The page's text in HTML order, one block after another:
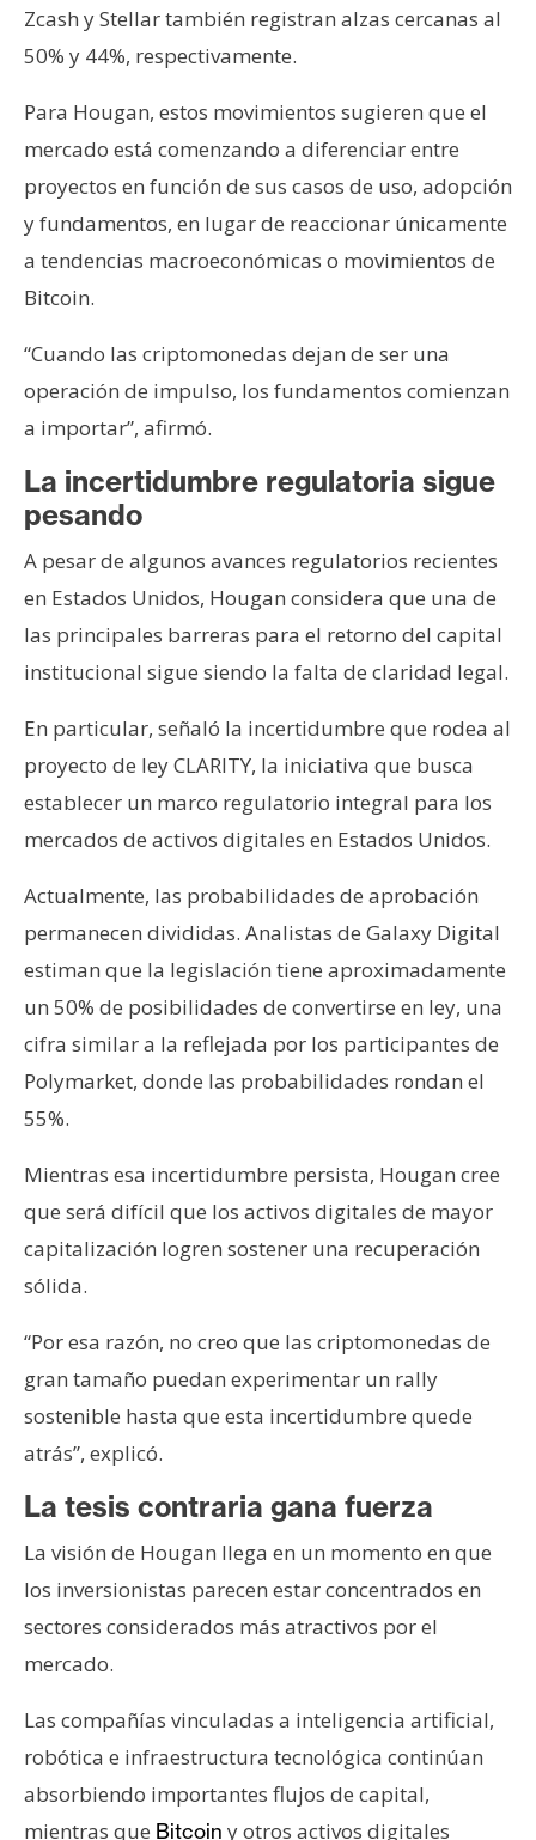
Zcash y Stellar también registran alzas cercanas al
50% y 44%, respectivamente.
Para Hougan, estos movimientos sugieren que el
mercado está comenzando a diferenciar entre
proyectos en función de sus casos de uso, adopción
y fundamentos, en lugar de reaccionar únicamente
a tendencias macroeconómicas o movimientos de
Bitcoin.
“Cuando las criptomonedas dejan de ser una
operación de impulso, los fundamentos comienzan
a importar”, afirmó.
La incertidumbre regulatoria sigue
pesando
A pesar de algunos avances regulatorios recientes
en Estados Unidos, Hougan considera que una de
las principales barreras para el retorno del capital
institucional sigue siendo la falta de claridad legal.
En particular, señaló la incertidumbre que rodea al
proyecto de ley CLARITY, la iniciativa que busca
establecer un marco regulatorio integral para los
mercados de activos digitales en Estados Unidos.
Actualmente, las probabilidades de aprobación
permanecen divididas. Analistas de Galaxy Digital
estiman que la legislación tiene aproximadamente
un 50% de posibilidades de convertirse en ley, una
cifra similar a la reflejada por los participantes de
Polymarket, donde las probabilidades rondan el
55%.
Mientras esa incertidumbre persista, Hougan cree
que será difícil que los activos digitales de mayor
capitalización logren sostener una recuperación
sólida.
“Por esa razón, no creo que las criptomonedas de
gran tamaño puedan experimentar un rally
sostenible hasta que esta incertidumbre quede
atrás”, explicó.
La tesis contraria gana fuerza
La visión de Hougan llega en un momento en que
los inversionistas parecen estar concentrados en
sectores considerados más atractivos por el
mercado.
Las compañías vinculadas a inteligencia artificial,
robótica e infraestructura tecnológica continúan
absorbiendo importantes flujos de capital,
mientras que Bitcoin y otros activos digitales